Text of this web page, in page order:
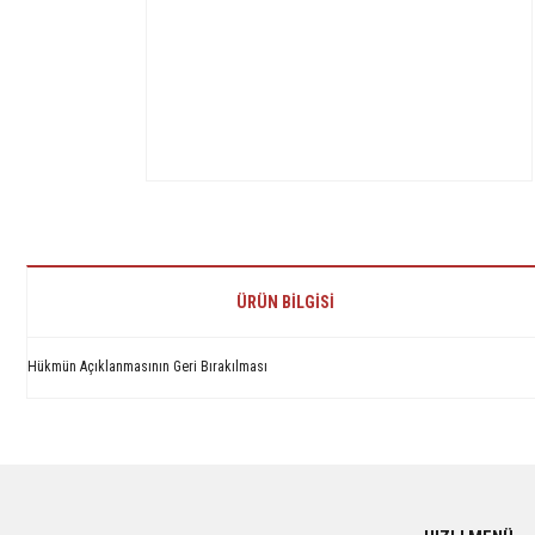
ÜRÜN BILGISI
Hükmün Açıklanmasının Geri Bırakılması